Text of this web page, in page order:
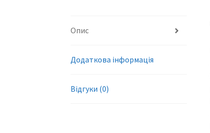
Опис
Додаткова інформація
Відгуки (0)